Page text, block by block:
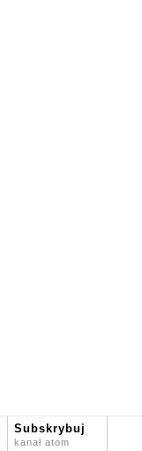
Subskrybuj
kanał atom